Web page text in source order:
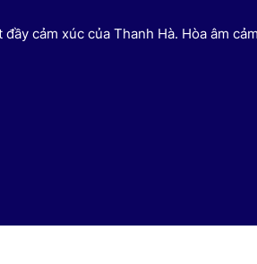
cảm xúc của Thanh Hà. Hòa âm